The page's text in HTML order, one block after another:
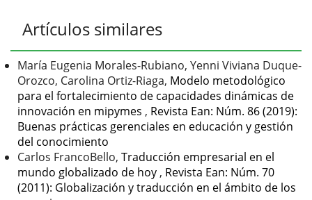
Detalles
del
artículo
Artículos similares
María Eugenia Morales-Rubiano, Yenni Viviana Duque-
Orozco, Carolina Ortiz-Riaga, Modelo metodológico
para el fortalecimiento de capacidades dinámicas de
innovación en mipymes , Revista Ean: Núm. 86 (2019):
Buenas prácticas gerenciales en educación y gestión
del conocimiento
Carlos FrancoBello, Traducción empresarial en el
mundo globalizado de hoy , Revista Ean: Núm. 70
(2011): Globalización y traducción en el ámbito de los